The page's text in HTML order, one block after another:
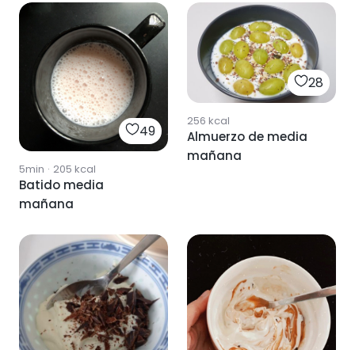
49
5min · 205 kcal
Batido media
mañana
28
256 kcal
Almuerzo de media
mañana